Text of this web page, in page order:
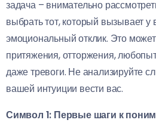
задача – внимательно
выбрать тот, который вызывает
эмоциональный отклик. Это
притяжения, отторжения,
даже тревоги. Не анализируйте
вашей интуиции вести вас.
Символ 1: Первые шаги к